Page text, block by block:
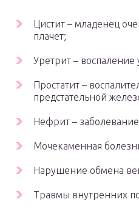
Цистит – младенец
плачет;
Уретрит – воспаление
Простатит –
предстательной
Нефрит –
Мочекаменная
Нарушение обмена
Травмы внутренних